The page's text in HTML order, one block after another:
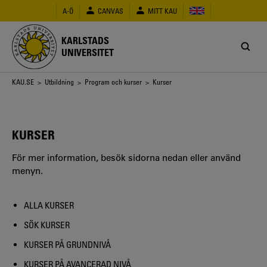
huvudinnehåll
A-Ö CANVAS MITT KAU
KARLSTADS
UNIVERSITET
Länkstig
KAU.SE > Utbildning > Program och kurser > Kurser
KURSER
För mer information, besök sidorna nedan eller använd
menyn.
ALLA KURSER
SÖK KURSER
KURSER PÅ GRUNDNIVÅ
KURSER PÅ AVANCERAD NIVÅ